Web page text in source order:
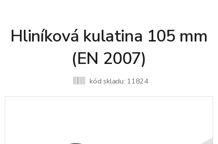
Hliníková kulatina 105 mm
(EN 2007)
kód skladu: 11824